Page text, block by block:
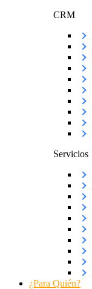
CRM
Servicios
¿Para Quién?